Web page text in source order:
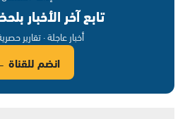
تابع آخر الأخبار
أخبار عاجلة · تقارير
انضم للقناة